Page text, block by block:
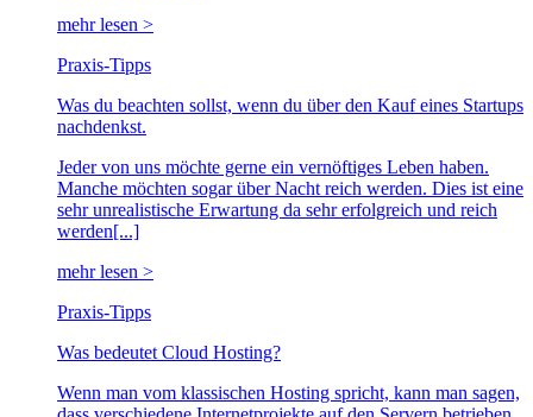
mehr lesen >
Praxis-Tipps
Was du beachten sollst, wenn du über den Kauf eines Startups
nachdenkst.
Jeder von uns möchte gerne ein vernöftiges Leben haben.
Manche möchten sogar über Nacht reich werden. Dies ist eine
sehr unrealistische Erwartung da sehr erfolgreich und reich
werden[...]
mehr lesen >
Praxis-Tipps
Was bedeutet Cloud Hosting?
Wenn man vom klassischen Hosting spricht, kann man sagen,